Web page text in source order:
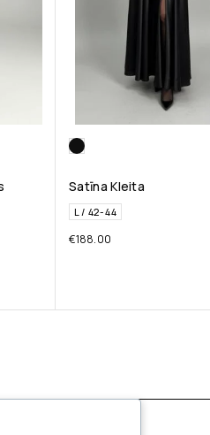
Satīna Kleita
L / 42-44
€188.00